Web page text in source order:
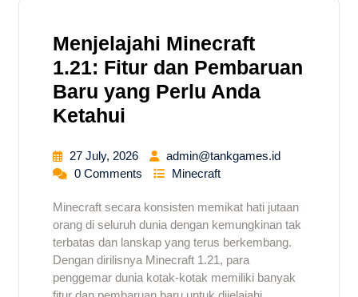
Menjelajahi Minecraft
1.21: Fitur dan Pembaruan
Baru yang Perlu Anda
Ketahui
27 July, 2026
admin@tankgames.id
0 Comments
Minecraft
Minecraft secara konsisten memikat hati jutaan
orang di seluruh dunia dengan kemungkinan tak
terbatas dan lanskap yang terus berkembang.
Dengan dirilisnya Minecraft 1.21, para
penggemar dunia kotak-kotak memiliki banyak